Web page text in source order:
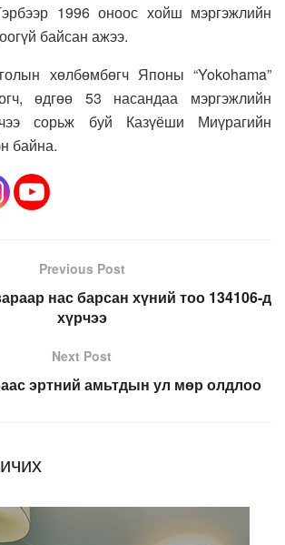
1996 оноос хойш мэргэжлийн
байсан ажээ.
хөлбөмбөгч Японы “Yokohama”
өдгөө 53 насандаа мэргэжлийн
сорьж буй Казүёши Миүрагийн
байна.
Previous Post
нас барсан хүний тоо 134106-д
хүрчээ
Next Post
эртний амьтдын ул мөр олдлоо